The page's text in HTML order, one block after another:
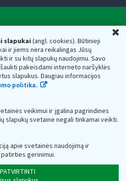
slapukai(angl. cookies). Būtinieji
ir jiems nėra reikalingas Jūsų
ir su kitų slapukų naudojimu. Savo
pakeisdami interneto naršyklės
slapukus. Daugiau informacijos
politika.
veikimui ir įgalina pagrindines
slapukų svetainė negali tinkamai veikti.
apie svetainės naudojimą ir
gerinimui.
PATVIRTINTI
kodas — 188659752,
01107 Vilnius, Lietuva, el.paštas:
adresas 188659752
inspekciją prie Lietuvos
kaupiami ir saugomi Juridinių